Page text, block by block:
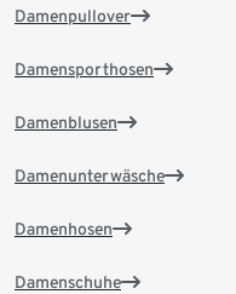
Damenpullover
Damensporthosen
Damenblusen
Damenunterwäsche
Damenhosen
Damenschuhe